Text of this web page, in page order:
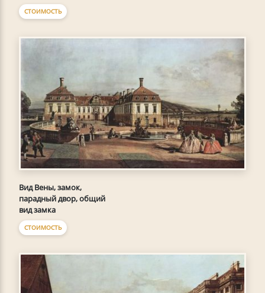
СТОИМОСТЬ
Вид Вены, замок,
парадный двор, общий
вид замка
СТОИМОСТЬ